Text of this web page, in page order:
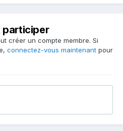
participer
créer un compte membre. Si
connectez-vous maintenant pour